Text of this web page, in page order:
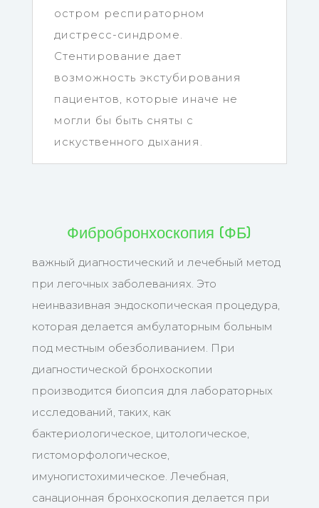
остром респираторном
дистресс-синдроме.
Стентирование дает
возможность экстубирования
пациентов, которые иначе не
могли бы быть сняты с
искуственного дыхания.
Фибробронхоскопия (ФБ)
важный диагностический и лечебный метод
при легочных заболеваниях. Это
неинвазивная эндоскопическая процедура,
которая делается амбулаторным больным
под местным обезболиванием. При
диагностической бронхоскопии
производится биопсия для лабораторных
исследований, таких, как
бактериологическое, цитологическое,
гистоморфологическое,
имуногистохимическое. Лечебная,
санационная бронхоскопия делается при